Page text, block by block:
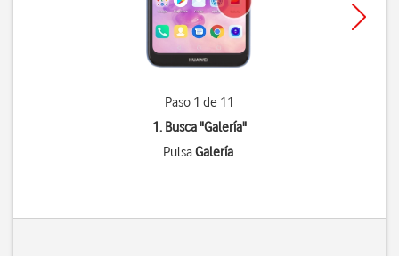
Paso 1 de 11
1. Busca "Galería"
PulsaGalería.